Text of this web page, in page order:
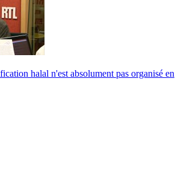
halal n'est absolument pas organisé en